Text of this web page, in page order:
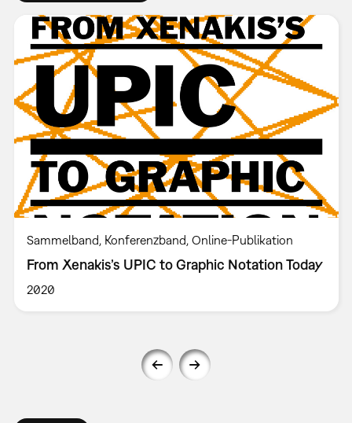
Sammelband Konferenzband Online-Publikation
From Xenakis’s UPIC to Graphic Notation Today
2020